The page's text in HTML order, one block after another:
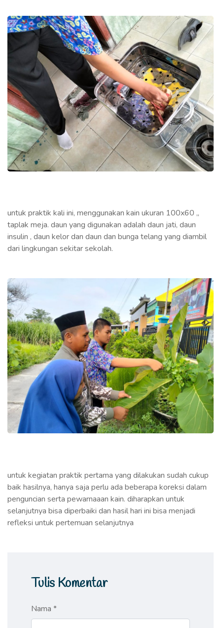
untuk praktik kali ini, menggunakan kain ukuran 100x60 ,,
taplak meja. daun yang digunakan adalah daun jati, daun
insulin , daun kelor dan daun dan bunga telang yang diambil
dari lingkungan sekitar sekolah.
untuk kegiatan praktik pertama yang dilakukan sudah cukup
baik hasilnya, hanya saja perlu ada beberapa koreksi dalam
penguncian serta pewarnaaan kain. diharapkan untuk
selanjutnya bisa diperbaiki dan hasil hari ini bisa menjadi
refleksi untuk pertemuan selanjutnya
Tulis Komentar
Nama *